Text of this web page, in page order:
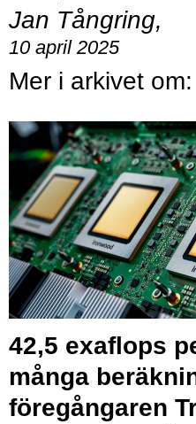
Jan Tångring,
10 april 2025
42,5 exaflops
många
föregångaren